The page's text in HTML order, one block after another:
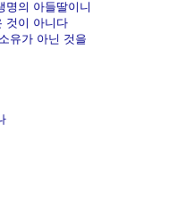
명의 아들딸이니
것이 아니다
유가 아닌 것을